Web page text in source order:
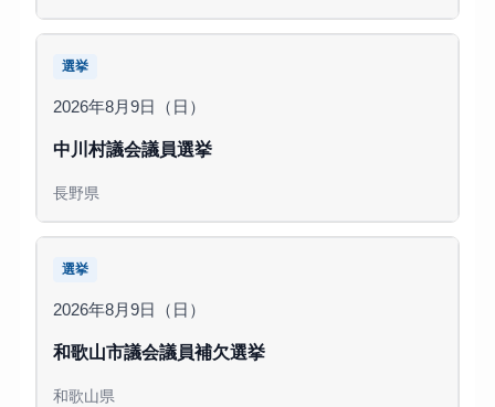
選挙
2026年8月9日（日）
中川村議会議員選挙
長野県
選挙
2026年8月9日（日）
和歌山市議会議員補欠選挙
和歌山県